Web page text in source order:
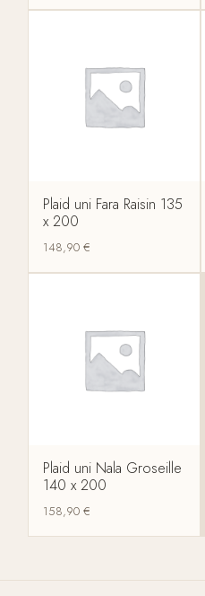
Plaid uni Fara Raisin 135
x 200
148,90€
Plaid uni Nala Groseille
140 x 200
158,90€